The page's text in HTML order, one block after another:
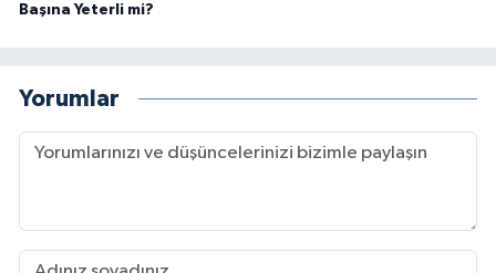
Başına Yeterli mi?
Yorumlar